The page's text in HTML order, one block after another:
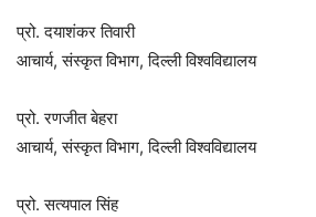
प्रो. दयाशंकर तिवारी
आचार्य, संस्कृत विभाग, दिल्ली विश्वविद्यालय
प्रो. रणजीत बेहरा
आचार्य, संस्कृत विभाग, दिल्ली विश्वविद्यालय
प्रो. सत्यपाल सिंह